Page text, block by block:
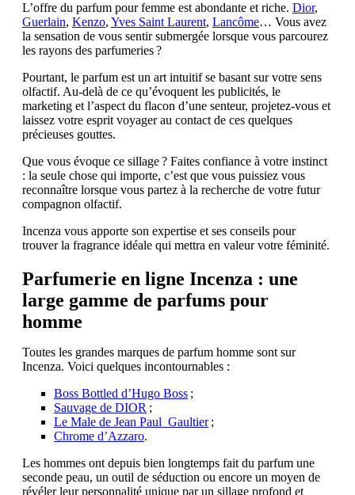
L’offre du parfum pour femme est abondante et riche. Dior,
Guerlain, Kenzo, Yves Saint Laurent, Lancôme… Vous avez
la sensation de vous sentir submergée lorsque vous parcourez
les rayons des parfumeries ?
Pourtant, le parfum est un art intuitif se basant sur votre sens
olfactif. Au-delà de ce qu’évoquent les publicités, le
marketing et l’aspect du flacon d’une senteur, projetez-vous et
laissez votre esprit voyager au contact de ces quelques
précieuses gouttes.
Que vous évoque ce sillage ? Faites confiance à votre instinct
: la seule chose qui importe, c’est que vous puissiez vous
reconnaître lorsque vous partez à la recherche de votre futur
compagnon olfactif.
Incenza vous apporte son expertise et ses conseils pour
trouver la fragrance idéale qui mettra en valeur votre féminité.
Parfumerie en ligne Incenza : une
large gamme de parfums pour
homme
Toutes les grandes marques de parfum homme sont sur
Incenza. Voici quelques incontournables :
Boss Bottled d’Hugo Boss ;
Sauvage de DIOR ;
Le Male de Jean Paul Gaultier;
Chrome d’Azzaro.
Les hommes ont depuis bien longtemps fait du parfum une
seconde peau, un outil de séduction ou encore un moyen de
révéler leur personnalité unique par un sillage profond et